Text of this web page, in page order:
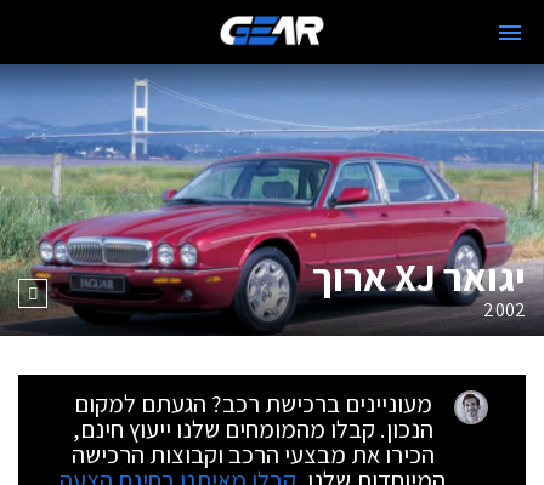
יגואר XJ ארוך
2002
מעוניינים ברכישת רכב? הגעתם למקום
הנכון. קבלו מהמומחים שלנו ייעוץ חינם,
הכירו את מבצעי הרכב וקבוצות הרכישה